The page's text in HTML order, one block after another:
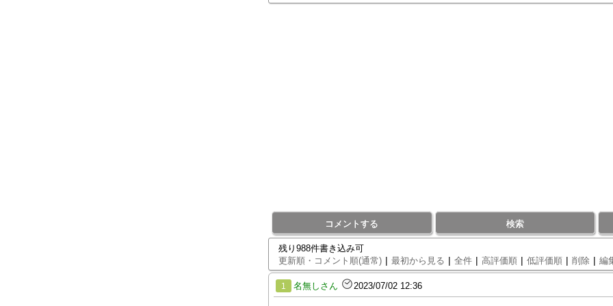
コメントする 検索
残り988件書き込み可
更新順・コメント順(通常) | 最初から見る | 全件 | 高評価順 | 低評価順 | 削除 | 編
1 名無しさん 2023/07/02 12:36